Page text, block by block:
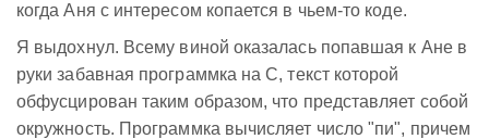
когда Аня с интересом копается в чьем-то коде.
Я выдохнул. Всему виной оказалась попавшая к Ане в
руки забавная программка на C, текст которой
обфусцирован таким образом, что представляет собой
окружность. Программка вычисляет число "пи", причем